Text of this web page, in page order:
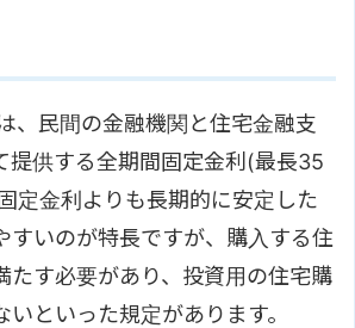
、民間の金融機関と住宅金融支
提供する全期間固定金利(最長35
定金利よりも長期的に安定した
すいのが特長ですが、購入する住
たす必要があり、投資用の住宅購
いといった規定があります。